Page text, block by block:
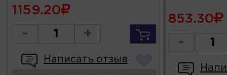
1159.20
- +
Написать отзыв
853.30
-